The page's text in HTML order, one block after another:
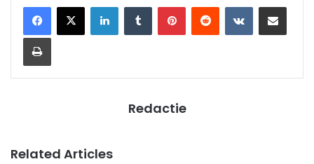
LinkedInTumblr PinterestReddit VKontakteShare via Email
Print
Redactie
Related Articles